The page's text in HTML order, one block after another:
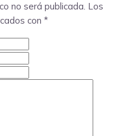
no será publicada. Los
con *